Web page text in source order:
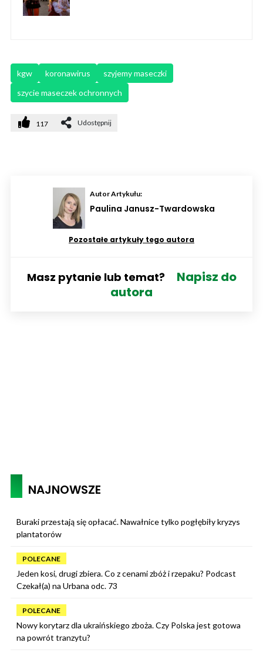
kgw koronawirus
szyjemy maseczki
szycie maseczek ochronnych
117 Udostępnij
Autor Artykułu:
Paulina Janusz-Twardowska
Pozostałe artykuły tego autora
Masz pytanie lub temat?
Napisz do
autora
NAJNOWSZE
Buraki przestają się opłacać. Nawałnice tylko pogłębiły kryzys
plantatorów
POLECANE
Jeden kosi, drugi zbiera. Co z cenami zbóż i rzepaku? Podcast
Czekał(a) na Urbana odc. 73
POLECANE
Nowy korytarz dla ukraińskiego zboża. Czy Polska jest gotowa
na powrót tranzytu?